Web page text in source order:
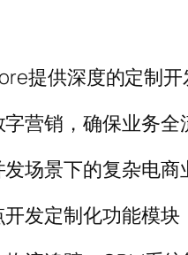
提供深度的定制开
营销，确保业务全
场景下的复杂电
发定制化功能模块